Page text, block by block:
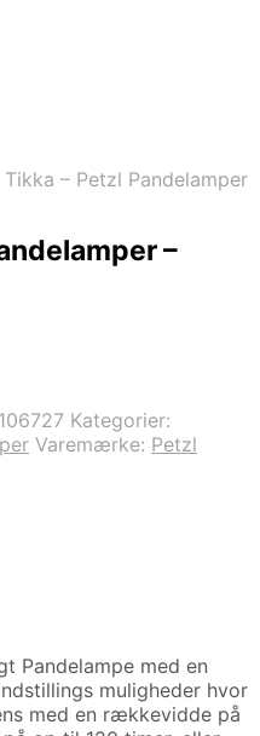
Tikka – Petzl Pandelamper
–
Kategorier:
Varemærke: Petzl
Pandelampe med en
muligheder hvor
med en rækkevidde på